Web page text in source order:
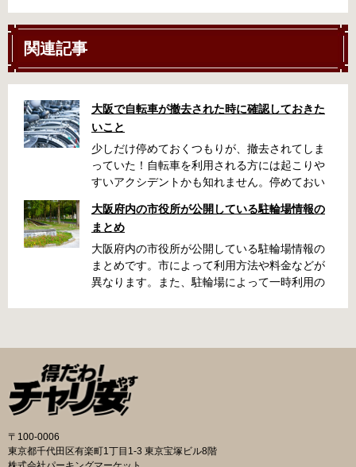
関連記事
大阪で自転車が撤去された時に確認しておきた
いこと
少しだけ停めておくつもりが、撤去されてしま
っていた！自転車を利用される方には起こりや
すいアクシデントかも知れません。停めておい
い、なんてことになってしまうかも知れませ
ん。そんな時に役立つ情報をまとめました。事
前に確認しておきましょう。 守口市で撤去され
た場合 放置自転車大日保管所 住所 守口市大日
町4丁目281の3番地 電話 06-6902-2340（業務
還料 2,500円 自転車の鍵 身分証明証 守口市HP
はこちら 堺市で撤去された場合 三国ヶ丘自転車
保管返還所 住所 堺区向陵東町1丁12-15 電話 三
国ヶ丘自転車保管返還所 最寄駅 南海高野線百舌
鳥八幡駅東出口 徒歩5分 返還の際に必要な書
堺市HPはこちら 吹田市で撤去された場合 片山
大阪府内の市役所が公開している駐輪場情報の
まとめ
大阪府内の市役所が公開している駐輪場情報の
まとめです。市によって利用方法や料金などが
異なります。また、駐輪場によって一時利用の
自転車駐輪場 利用方法 利用登録申請書の提出
利用登録申請書を窓口に提出ではなく、Web上
での利用登録になります。 利用料金 登録手数料
不要です。 定期利用料金 西三荘駅駐輪センター
屋根あり 一般：2,100円／月 屋根あり 障害者：
般：2,000円／月 屋根あり 学生：1,800円／月
〒100-0006
東京都千代田区有楽町1丁目1-3 東京宝塚ビル8階